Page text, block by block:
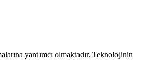
yardımcı olmaktadır. Teknolojinin